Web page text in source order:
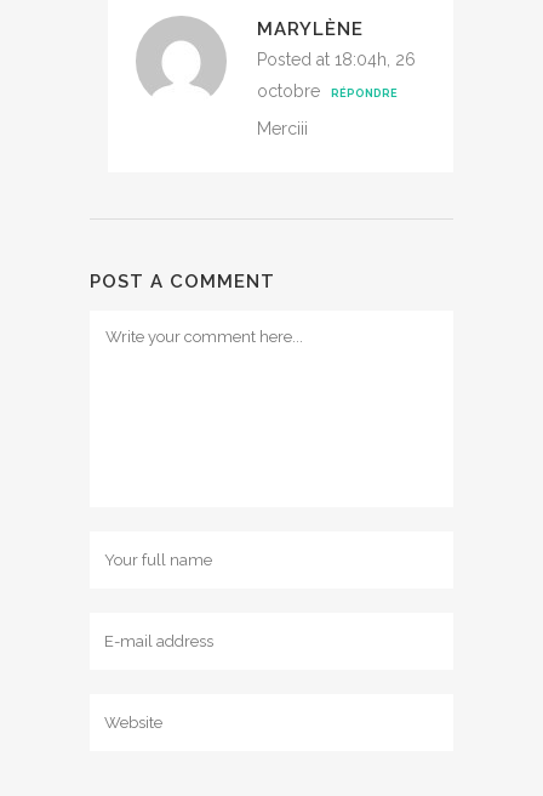
MARYLÈNE
Posted at 18:04h, 26
octobre
RÉPONDRE
Merciii
POST A COMMENT